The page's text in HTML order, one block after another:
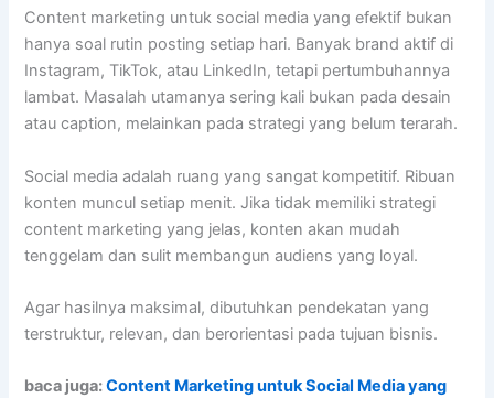
Content marketing untuk social media yang efektif bukan
hanya soal rutin posting setiap hari. Banyak brand aktif di
Instagram, TikTok, atau LinkedIn, tetapi pertumbuhannya
lambat. Masalah utamanya sering kali bukan pada desain
atau caption, melainkan pada strategi yang belum terarah.
Social media adalah ruang yang sangat kompetitif. Ribuan
konten muncul setiap menit. Jika tidak memiliki strategi
content marketing yang jelas, konten akan mudah
tenggelam dan sulit membangun audiens yang loyal.
Agar hasilnya maksimal, dibutuhkan pendekatan yang
terstruktur, relevan, dan berorientasi pada tujuan bisnis.
baca juga:Content Marketing untuk Social Media yang